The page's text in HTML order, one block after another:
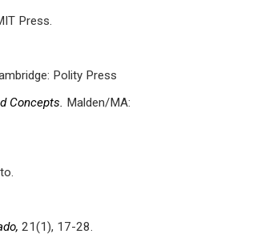
Press.
Polity Press
Concepts. Malden/MA:
21(1), 17-28.